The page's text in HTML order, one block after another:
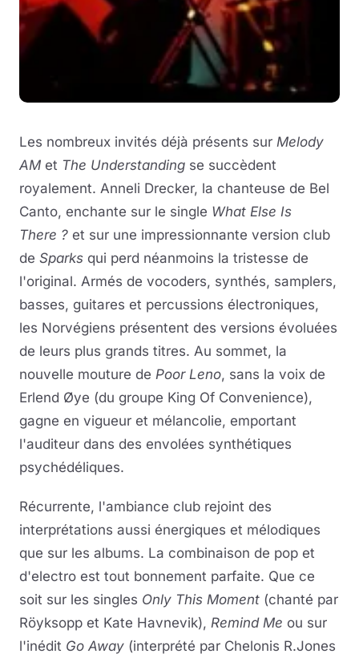
Les nombreux invités déjà présents sur Melody
AM et The Understanding se succèdent
royalement. Anneli Drecker, la chanteuse de Bel
Canto, enchante sur le single What Else Is
There ? et sur une impressionnante version club
de Sparks qui perd néanmoins la tristesse de
l'original. Armés de vocoders, synthés, samplers,
basses, guitares et percussions électroniques,
les Norvégiens présentent des versions évoluées
de leurs plus grands titres. Au sommet, la
nouvelle mouture de Poor Leno, sans la voix de
Erlend Øye (du groupe King Of Convenience),
gagne en vigueur et mélancolie, emportant
l'auditeur dans des envolées synthétiques
psychédéliques.
Récurrente, l'ambiance club rejoint des
interprétations aussi énergiques et mélodiques
que sur les albums. La combinaison de pop et
d'electro est tout bonnement parfaite. Que ce
soit sur les singles Only This Moment (chanté par
Röyksopp et Kate Havnevik), Remind Me ou sur
l'inédit Go Away (interprété par Chelonis R.Jones